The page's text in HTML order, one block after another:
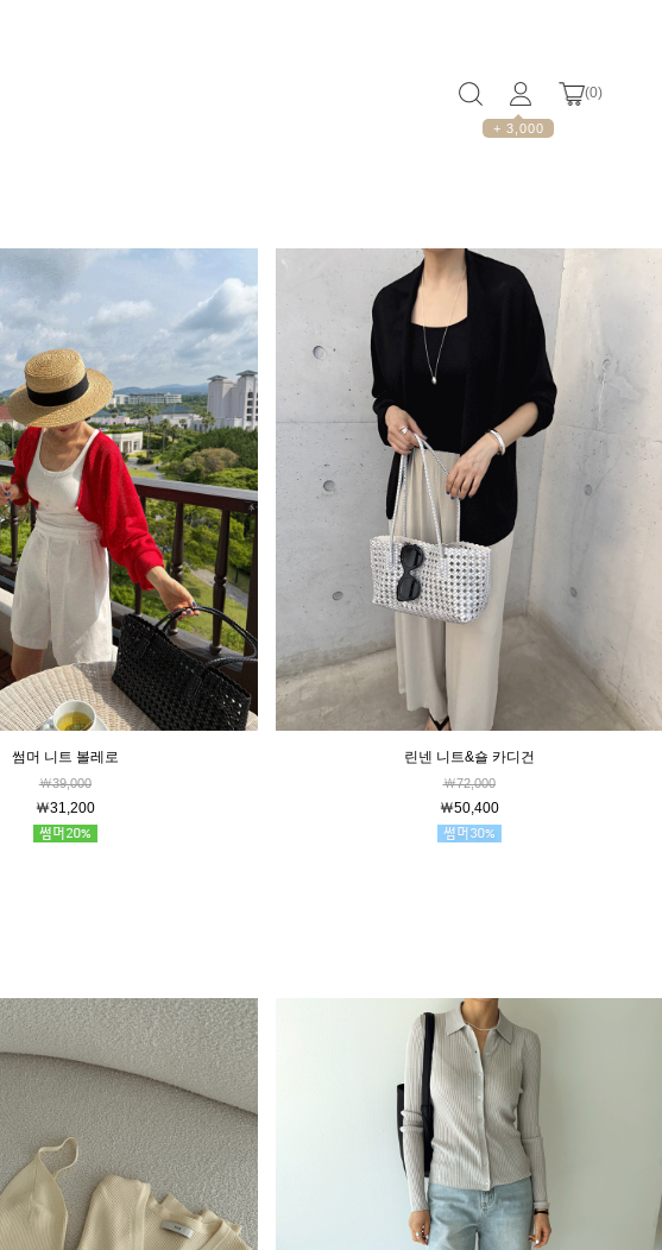
+ 3,000
(0)
썸머 니트 볼레로
￦39,000
￦31,200
린넨 니트&숄 카디건
￦72,000
￦50,400